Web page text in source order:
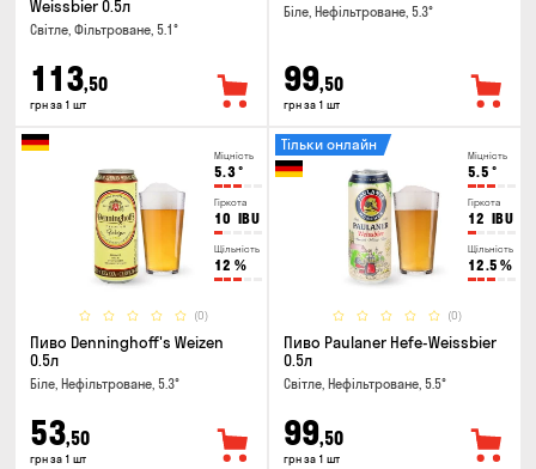
Weissbier 0.5л
Світле, Фільтроване, 5.1°
113,50
грн за 1 шт
Біле, Нефільтроване, 5.3°
99,50
грн за 1 шт
Міцність
5.3°
Гіркота
10 IBU
Щільність
12 %
(0)
Пиво Denninghoff's Weizen
0.5л
Біле, Нефільтроване, 5.3°
53,50
грн за 1 шт
Міцність
5.5 °
Гіркота
12 IBU
Щільність
12.5 %
(0)
Тільки онлайн
Пиво Paulaner Hefe-Weissbier
0.5л
Світле, Нефільтроване, 5.5°
99,50
грн за 1 шт